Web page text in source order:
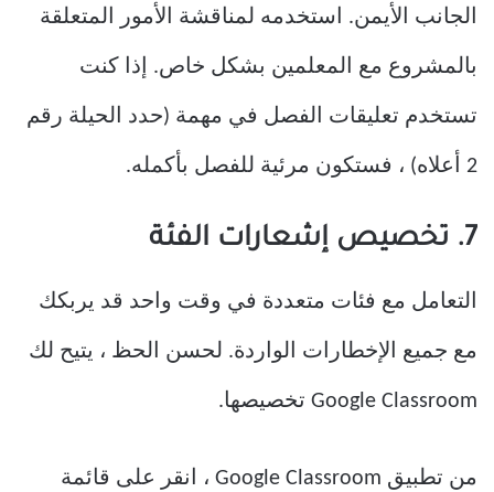
الجانب الأيمن. استخدمه لمناقشة الأمور المتعلقة
بالمشروع مع المعلمين بشكل خاص. إذا كنت
تستخدم تعليقات الفصل في مهمة (حدد الحيلة رقم
2 أعلاه) ، فستكون مرئية للفصل بأكمله.
7. تخصيص إشعارات الفئة
التعامل مع فئات متعددة في وقت واحد قد يربكك
مع جميع الإخطارات الواردة. لحسن الحظ ، يتيح لك
Google Classroom تخصيصها.
من تطبيق Google Classroom ، انقر على قائمة